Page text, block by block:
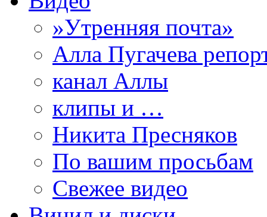
»Утренняя почта»
Алла Пугачева
канал Аллы
клипы и …
Никита Пресняков
По вашим просьбам
Свежее видео